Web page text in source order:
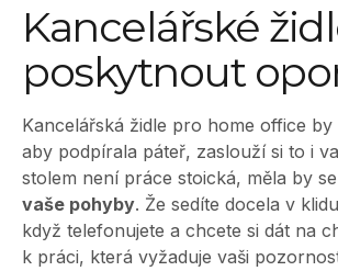
Kancelářské
poskytnout
Kancelářská židle pro home office
aby podpírala páteř, zaslouží si to i
stolem není práce stoická, měla by
vaše pohyby. Že sedíte docela v
když telefonujete a chcete si dát na
k práci, která vyžaduje vaši